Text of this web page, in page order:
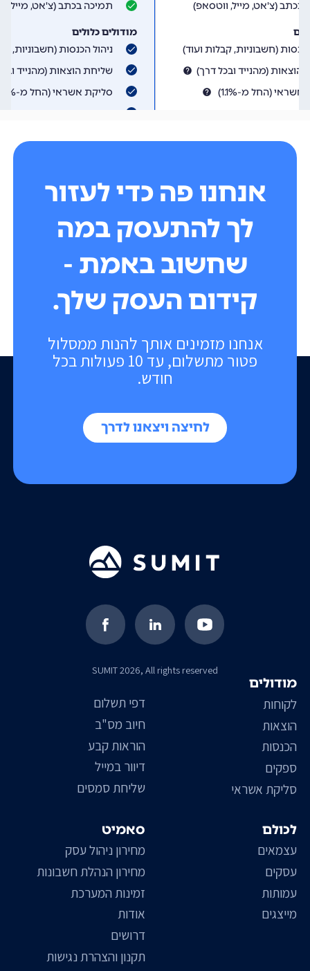
אנחנו מזמינים אותך להנות ממסלול
פטור מתשלום, עד 10 פעולות בכל
חודש.
לחיצה ויצאנו לדרך
אנחנו פה כדי לעזור
לך להתעסק במה
שחשוב באמת -
קידום העסק שלך.
SUMIT 2026, All rights reserved
סאמיט
מחירון ניהול עסק
מחירון הנהלת חשבונות
זמינות המערכת
אודות
דרושים
תקנון והצהרת נגישות
דפי תשלום
חיוב מס"ב
הוראות קבע
דיוור במייל
שליחת סמסים
מודולים
לקוחות
הוצאות
הכנסות
ספקים
סליקת אשראי
לכולם
עצמאים
עסקים
עמותות
מייצגים